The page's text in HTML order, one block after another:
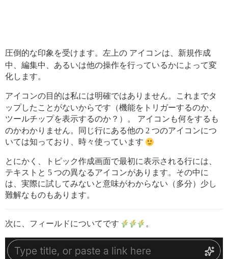
圧倒的な印象を受けます。左上の アイコンは、新規作成
中、編集中、あるいは他の操作を行っているかによって変
化します。
アイコンの目的は私には明確ではありません。これまでタ
ップしたことがないからです（機能をトリガーするのか、
ツールチップを表示するのか？）。
アイコンも何をするも
のかわかりません。同じ行にある他の 2 つのアイコンにつ
いては知っており、時々使っています
とにかく、トピック作成画面で最初に表示される行には、
テキストと 5 つの異なるアイコンがあります。その中に
は、実際に試してみないと意味がわからない（多分）少し
難解なものもあります。
次に、フィールドについてです 。